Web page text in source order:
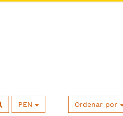
PEN Ordenar por